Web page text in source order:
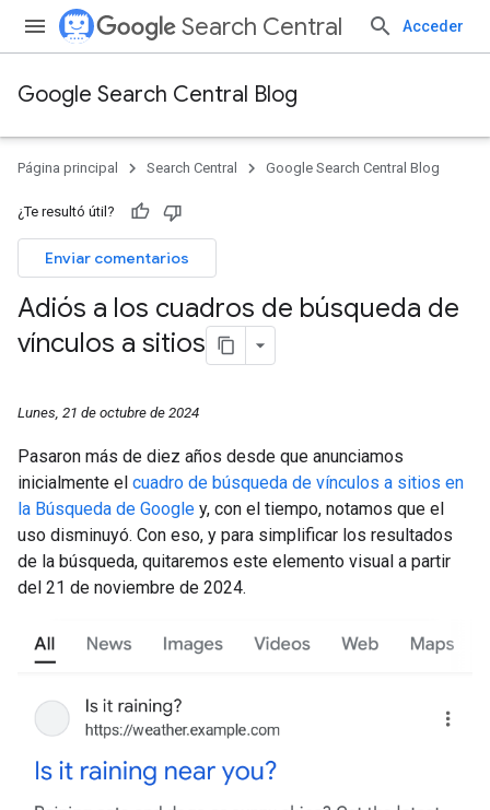
Search Central Acceder
Google Search Central Blog
Página principal Search Central Google Search Central Blog
¿Te resultó útil?
Enviar comentarios
Adiós a los cuadros de búsqueda de
vínculos a sitios
Lunes, 21 de octubre de 2024
Pasaron más de diez años desde que anunciamos
inicialmente el cuadro de búsqueda de vínculos a sitios en
la Búsqueda de Google y, con el tiempo, notamos que el
uso disminuyó. Con eso, y para simplificar los resultados
de la búsqueda, quitaremos este elemento visual a partir
del 21 de noviembre de 2024.